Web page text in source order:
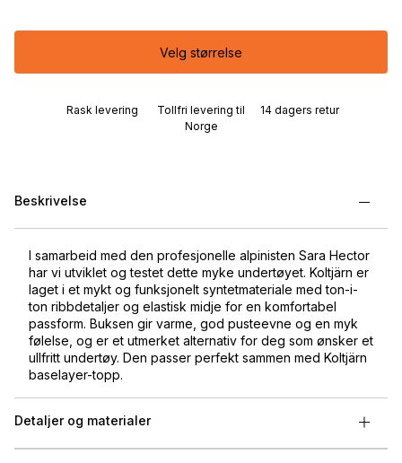
Velg størrelse
Rask levering
Tollfri levering til
Norge
14 dagers retur
Beskrivelse
I samarbeid med den profesjonelle alpinisten Sara Hector
har vi utviklet og testet dette myke undertøyet. Koltjärn er
laget i et mykt og funksjonelt syntetmateriale med ton-i-
ton ribbdetaljer og elastisk midje for en komfortabel
passform. Buksen gir varme, god pusteevne og en myk
følelse, og er et utmerket alternativ for deg som ønsker et
ullfritt undertøy. Den passer perfekt sammen med Koltjärn
baselayer-topp.
Detaljer og materialer